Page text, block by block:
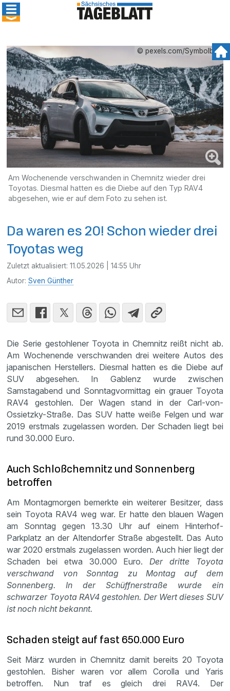
© pexels.com/Symbolbild
Am Wochenende verschwanden in Chemnitz wieder drei
Toyotas. Diesmal hatten es die Diebe auf den Typ RAV4
abgesehen, wie er auf dem Foto zu sehen ist.
Da waren es 20! Schon wieder drei
Toyotas weg
Zuletzt aktualisiert:11.05.2026 | 14:55 Uhr
Autor:Sven Günther
Die Serie gestohlener Toyota in Chemnitz reißt nicht ab.
Am Wochenende verschwanden drei weitere Autos des
japanischen Herstellers. Diesmal hatten es die Diebe auf
SUV abgesehen. In Gablenz wurde zwischen
Samstagabend und Sonntagvormittag ein grauer Toyota
RAV4 gestohlen. Der Wagen stand in der Carl-von-
Ossietzky-Straße. Das SUV hatte weiße Felgen und war
2019 erstmals zugelassen worden. Der Schaden liegt bei
rund 30.000 Euro.
Auch Schloßchemnitz und Sonnenberg
betroffen
Am Montagmorgen bemerkte ein weiterer Besitzer, dass
sein Toyota RAV4 weg war. Er hatte den blauen Wagen
am Sonntag gegen 13.30 Uhr auf einem Hinterhof-
Parkplatz an der Altendorfer Straße abgestellt. Das Auto
war 2020 erstmals zugelassen worden. Auch hier liegt der
Schaden bei etwa 30.000 Euro. Der dritte Toyota
verschwand von Sonntag zu Montag auf dem
Sonnenberg. In der Schüffnerstraße wurde ein
schwarzer Toyota RAV4 gestohlen. Der Wert dieses SUV
ist noch nicht bekannt.
Schaden steigt auf fast 650.000 Euro
Seit März wurden in Chemnitz damit bereits 20 Toyota
gestohlen. Bisher waren vor allem Corolla und Yaris
betroffen. Nun traf es gleich drei RAV4. Der